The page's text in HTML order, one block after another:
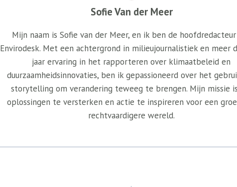
Sofie Van der Meer
Mijn naam is Sofie van der Meer, en ik ben de
Envirodesk. Met een achtergrond in milieujournalistiek en meer
jaar ervaring in het rapporteren over klimaatbeleid en
duurzaamheidsinnovaties, ben ik gepassioneerd over het
storytelling om verandering teweeg te brengen. Mijn missie
oplossingen te versterken en actie te inspireren voor een
rechtvaardigere wereld.